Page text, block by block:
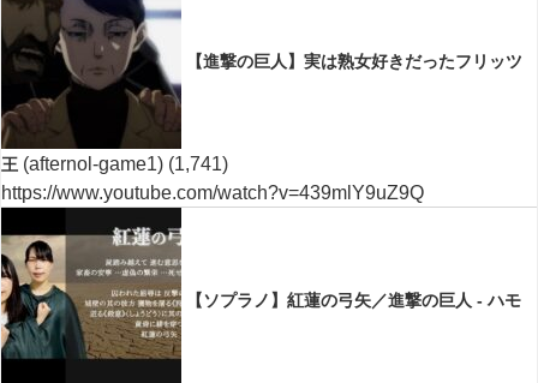
【進撃の巨人】実は熟女好きだったフリッツ
王 (afternol-game1) (1,741)
https://www.youtube.com/watch?v=439mlY9uZ9Q
【ソプラノ】紅蓮の弓矢／進撃の巨人 - ハモ